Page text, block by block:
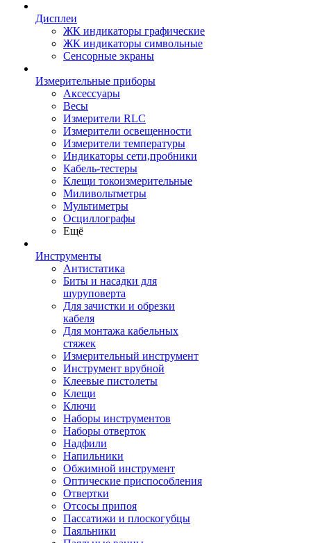
Дисплеи
ЖК индикаторы графические
ЖК индикаторы символьные
Сенсорные экраны
Измерительные приборы
Аксессуары
Весы
Измерители RLC
Измерители освещенности
Измерители температуры
Индикаторы сети,пробники
Кабель-тестеры
Клещи токоизмерительные
Миливольтметры
Мультиметры
Осциллографы
Ещё
Инструменты
Антистатика
Биты и насадки для
шуруповерта
Для зачистки и обрезки
кабеля
Для монтажа кабельных
стяжек
Измерительный инструмент
Инструмент врубной
Клеевые пистолеты
Клещи
Ключи
Наборы инструментов
Наборы отверток
Надфили
Напильники
Обжимной инструмент
Оптические приспособления
Отвертки
Отсосы припоя
Пассатижи и плоскогубцы
Паяльники